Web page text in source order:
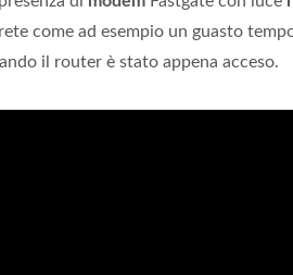
come ad esempio un guasto
il router è stato appena acceso.